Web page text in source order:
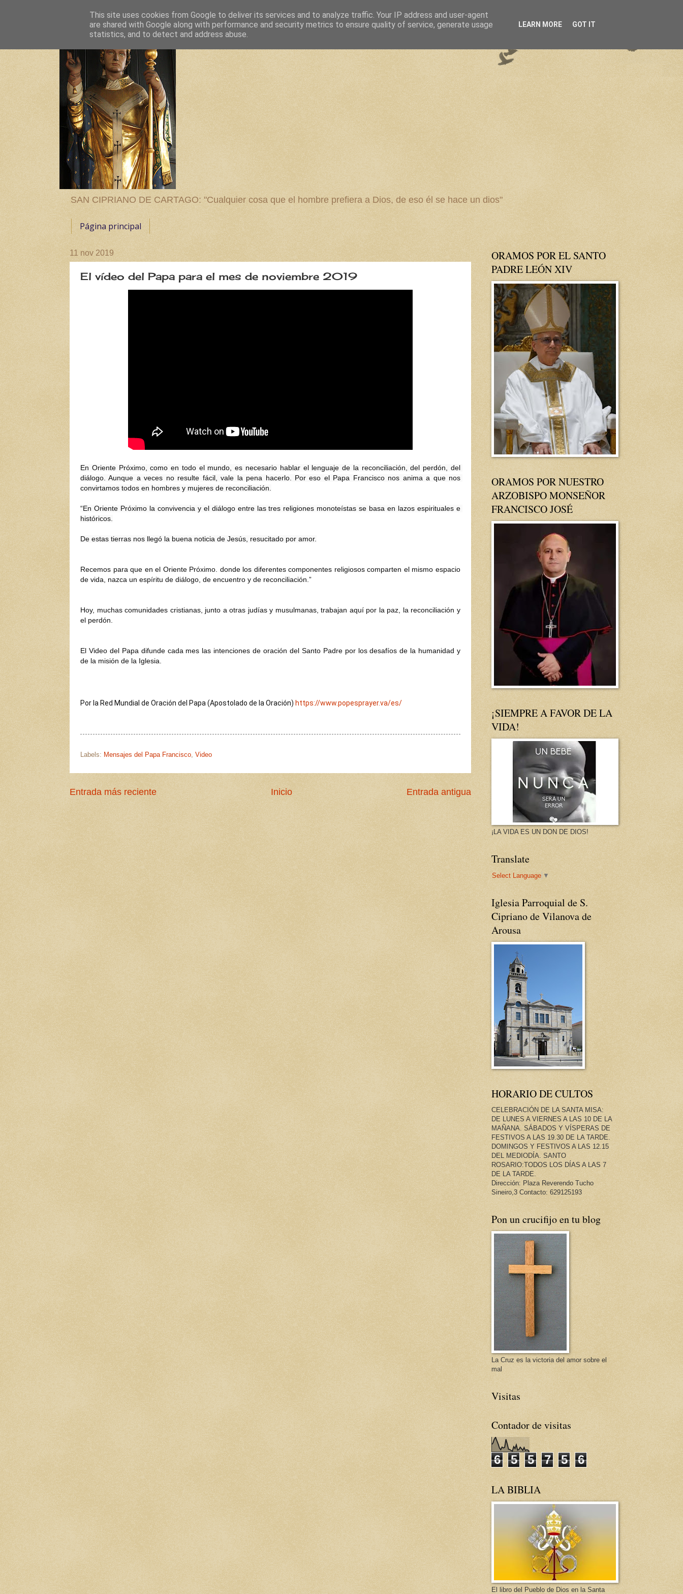
SAN CIPRIANO DE CARTAGO: "Cualquier cosa que el hombre prefiera a Dios, de eso él se hace un dios"
Página principal
11 nov 2019
El vídeo del Papa para el mes de noviembre 2019
En Oriente Próximo, como en todo el mundo, es necesario hablar el lenguaje de la reconciliación, del perdón, del
diálogo. Aunque a veces no resulte fácil, vale la pena hacerlo. Por eso el Papa Francisco nos anima a que nos
convirtamos todos en hombres y mujeres de reconciliación.
“En Oriente Próximo la convivencia y el diálogo entre las tres religiones monoteístas se basa en lazos espirituales e
históricos.
De estas tierras nos llegó la buena noticia de Jesús, resucitado por amor.
Recemos para que en el Oriente Próximo. donde los diferentes componentes religiosos comparten el mismo espacio
de vida, nazca un espíritu de diálogo, de encuentro y de reconciliación.”
Hoy, muchas comunidades cristianas, junto a otras judías y musulmanas, trabajan aquí por la paz, la reconciliación y
el perdón.
El Video del Papa difunde cada mes las intenciones de oración del Santo Padre por los desafíos de la humanidad y
de la misión de la Iglesia.
Por la Red Mundial de Oración del Papa (Apostolado de la Oración) https://www.popesprayer.va/es/
Labels: Mensajes del Papa Francisco Video
Entrada más reciente Entrada antigua
Inicio
ORAMOS POR EL SANTO
PADRE LEÓN XIV
ORAMOS POR NUESTRO
ARZOBISPO MONSEÑOR
FRANCISCO JOSÉ
¡SIEMPRE A FAVOR DE LA
VIDA!
¡LA VIDA ES UN DON DE DIOS!
Translate
Select Language ▼
Iglesia Parroquial de S.
Cipriano de Vilanova de
Arousa
HORARIO DE CULTOS
CELEBRACIÓN DE LA SANTA MISA:
DE LUNES A VIERNES A LAS 10 DE LA
MAÑANA. SÁBADOS Y VÍSPERAS DE
FESTIVOS A LAS 19.30 DE LA TARDE.
DOMINGOS Y FESTIVOS A LAS 12.15
DEL MEDIODÍA. SANTO
ROSARIO:TODOS LOS DÍAS A LAS 7
DE LA TARDE.
Dirección: Plaza Reverendo Tucho
Sineiro,3 Contacto: 629125193
Pon un crucifijo en tu blog
La Cruz es la victoria del amor sobre el
mal
Visitas
Contador de visitas
6 5 5 7 5 6
LA BIBLIA
El libro del Pueblo de Dios en la Santa
This site uses cookies from Google to deliver its services and to analyze traffic. Your IP address and user-agent
are shared with Google along with performance and security metrics to ensure quality of service, generate usage
statistics, and to detect and address abuse.
LEARN MORE GOT IT